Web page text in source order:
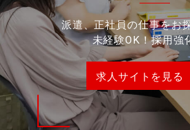
派遣、正社員の仕事をお
未経験OK！採用強
求人サイトを見る